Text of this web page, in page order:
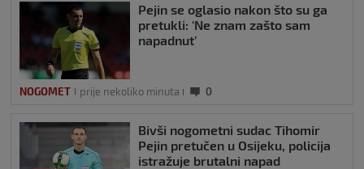
Pejin se oglasio nakon što su ga
pretukli: ‘Ne znam zašto sam
napadnut’
NOGOMET prije nekoliko minuta 0
Bivši nogometni sudac Tihomir
Pejin pretučen u Osijeku, policija
istražuje brutalni napad